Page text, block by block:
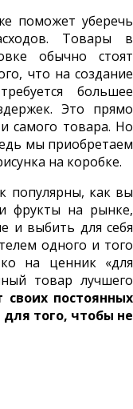
поможет уберечь
Товары в
обычно стоят
что на создание
большее
Это прямо
самого товара. Но
мы приобретаем
на коробке.
популярны, как вы
фрукты на рынке,
и выбить для себя
одного и того
на ценник «для
товар лучшего
постоянных
того, чтобы не